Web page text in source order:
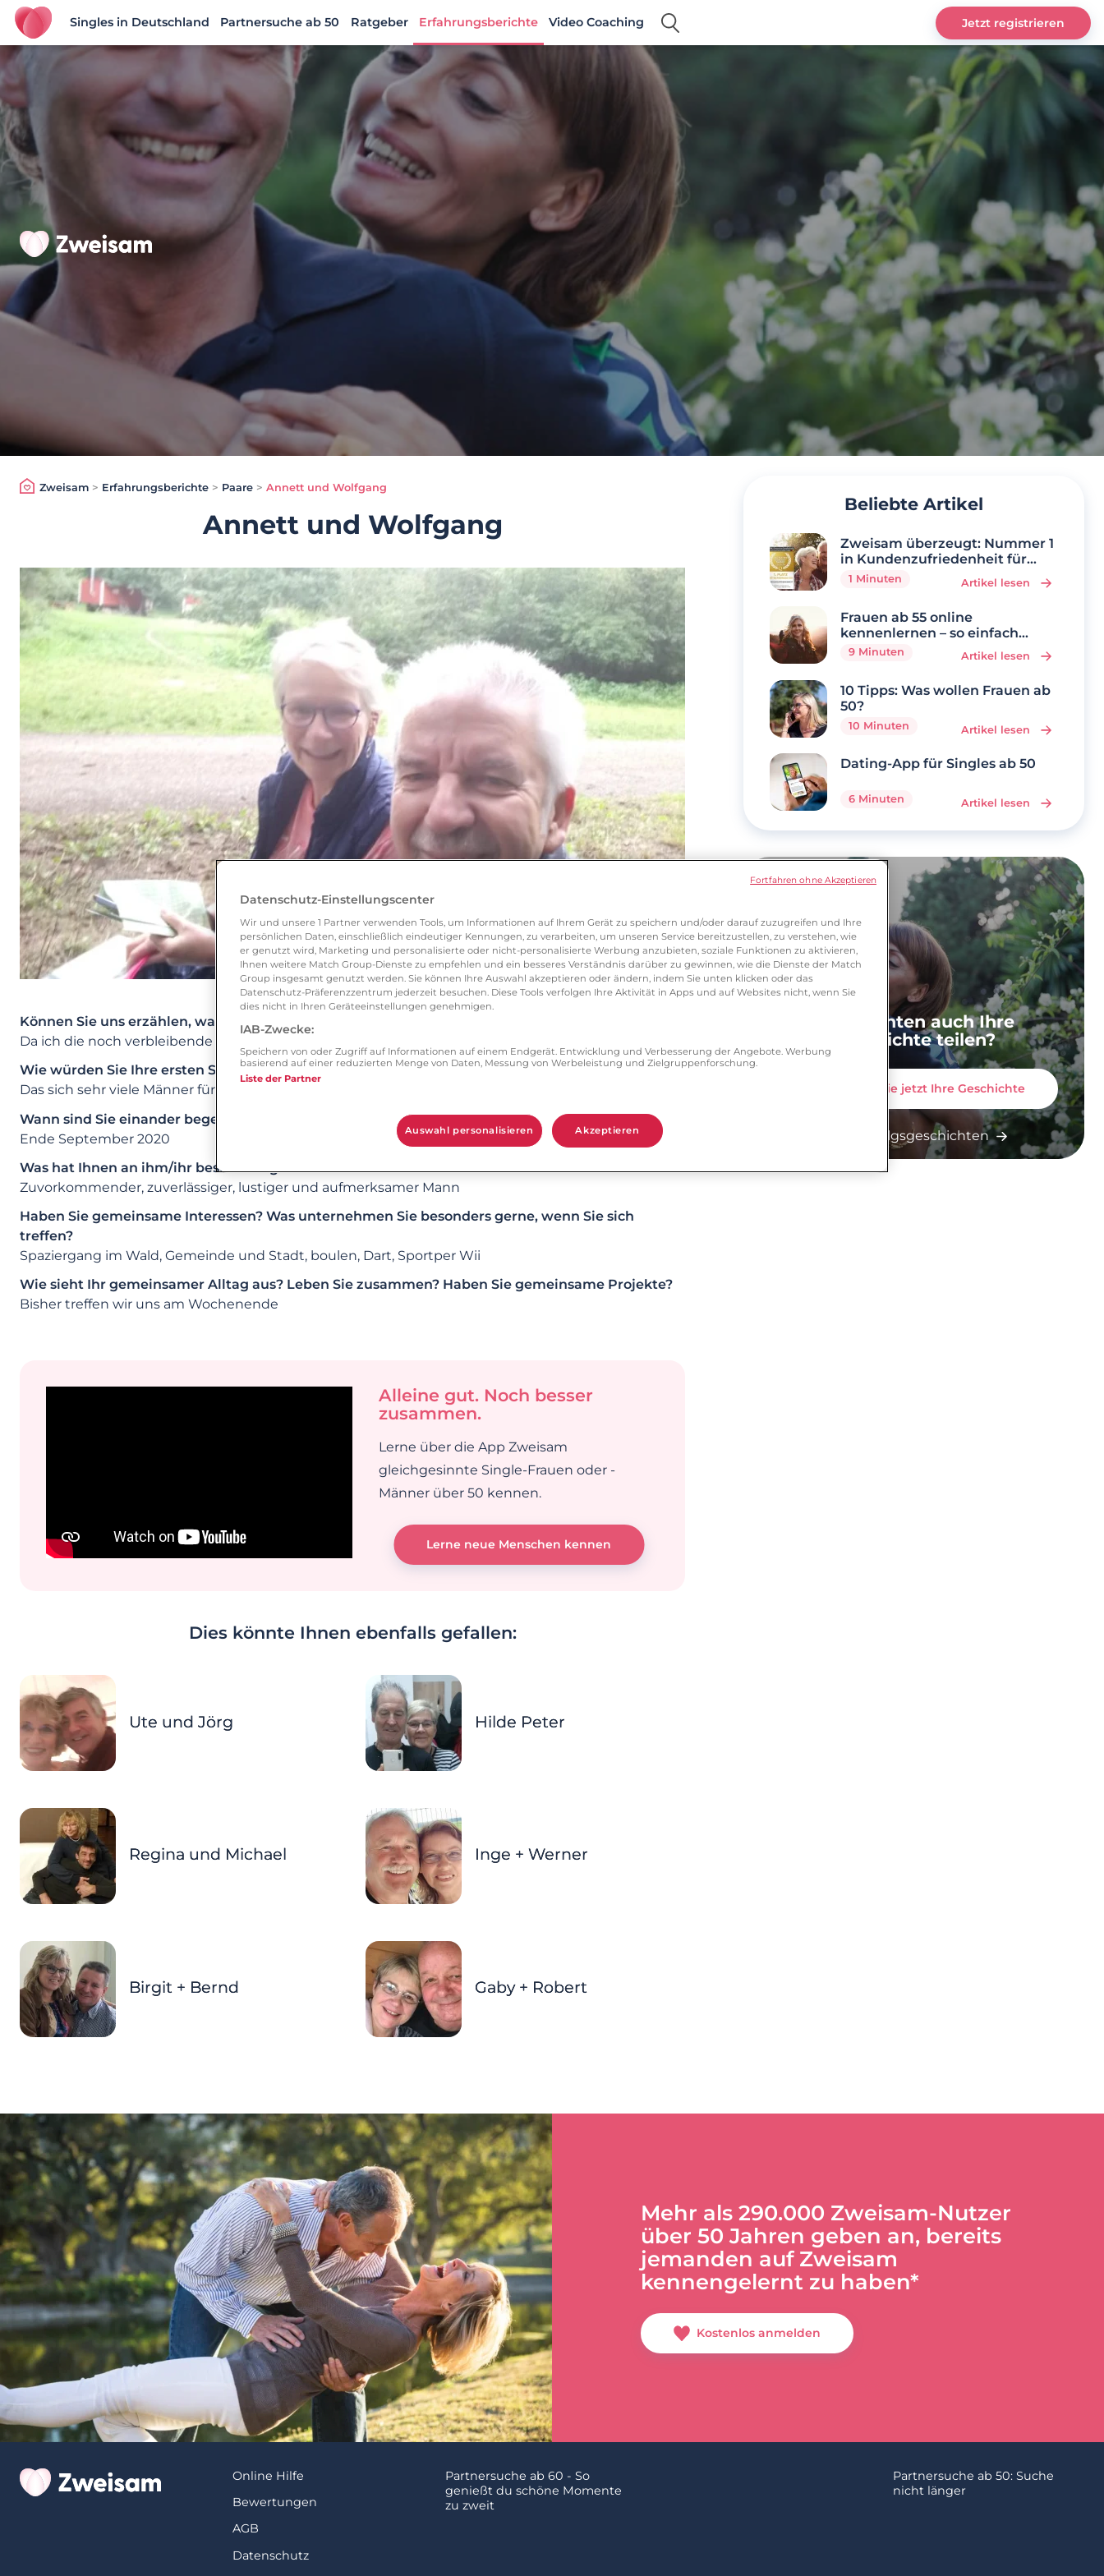
Zweisam
Singles in Deutschland Partnersuche ab 50 Ratgeber Erfahrungsberichte Video Coaching Jetzt registrieren
Zweisam> Erfahrungsberichte > Paare > Annett und Wolfgang
Annett und Wolfgang
Können Sie uns erzählen, was Sie dazu angeregt hat, Zweisam auszuprobieren?
Da ich die noch verbleibende Zeit nicht alleine verbringen möchte
Wie würden Sie Ihre ersten Schritte auf der Seite beschreiben? Was hat Ihr Vertrauen geweckt?
Das sich sehr viele Männer für mich interessierten und ich einige persönlich kennengelernt habe
Wann sind Sie einander begegnet?
Ende September 2020
Was hat Ihnen an ihm/ihr besonders gefallen?
Zuvorkommender, zuverlässiger, lustiger und aufmerksamer Mann
Haben Sie gemeinsame Interessen? Was unternehmen Sie besonders gerne, wenn Sie sich
treffen?
Spaziergang im Wald, Gemeinde und Stadt, boulen, Dart, Sportper Wii
Wie sieht Ihr gemeinsamer Alltag aus? Leben Sie zusammen? Haben Sie gemeinsame Projekte?
Bisher treffen wir uns am Wochenende
Alleine gut. Noch besser
zusammen.
Lerne über die App Zweisam
gleichgesinnte Single-Frauen oder -
Männer über 50 kennen.
Lerne neue Menschen kennen
Dies könnte Ihnen ebenfalls gefallen:
Ute und Jörg Hilde Peter
Regina und Michael Inge + Werner
Birgit + Bernd Gaby + Robert
Beliebte Artikel
Zweisam überzeugt: Nummer 1
in Kundenzufriedenheit für
Singles über 50
1 Minuten Artikel lesen
Frauen ab 55 online
kennenlernen – so einfach
geht’s
9 Minuten Artikel lesen
10 Tipps: Was wollen Frauen ab
50?
10 Minuten Artikel lesen
Dating-App für Singles ab 50
6 Minuten Artikel lesen
Sie möchten auch Ihre
Geschichte teilen?
Erzählen Sie jetzt Ihre Geschichte
Mehr Erfolgsgeschichten
Mehr als 290.000 Zweisam-Nutzer
über 50 Jahren geben an, bereits
jemanden auf Zweisam
kennengelernt zu haben*
Kostenlos anmelden
Online Hilfe
Bewertungen
AGB
Datenschutz
Partnersuche ab 60 - So
genießt du schöne Momente
zu zweit
Partnersuche ab 50: Suche
nicht länger
Datenschutz-Einstellungscenter
Wir und unsere 1 Partner verwenden Tools, um Informationen auf Ihrem Gerät zu speichern und/oder darauf zuzugreifen und Ihre
persönlichen Daten, einschließlich eindeutiger Kennungen, zu verarbeiten, um unseren Service bereitzustellen, zu verstehen, wie
er genutzt wird, Marketing und personalisierte oder nicht-personalisierte Werbung anzubieten, soziale Funktionen zu aktivieren,
Ihnen weitere Match Group-Dienste zu empfehlen und ein besseres Verständnis darüber zu gewinnen, wie die Dienste der Match
Group insgesamt genutzt werden. Sie können Ihre Auswahl akzeptieren oder ändern, indem Sie unten klicken oder das
Datenschutz-Präferenzzentrum jederzeit besuchen. Diese Tools verfolgen Ihre Aktivität in Apps und auf Websites nicht, wenn Sie
dies nicht in Ihren Geräteeinstellungen genehmigen.
IAB-Zwecke:
Speichern von oder Zugriff auf Informationen auf einem Endgerät. Entwicklung und Verbesserung der Angebote. Werbung
basierend auf einer reduzierten Menge von Daten, Messung von Werbeleistung und Zielgruppenforschung.
Liste der Partner
Auswahl personalisieren Akzeptieren
Fortfahren ohne Akzeptieren